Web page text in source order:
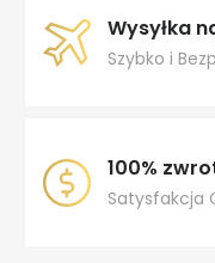
Wysyłka
Szybko i
100%
Satysfakcja